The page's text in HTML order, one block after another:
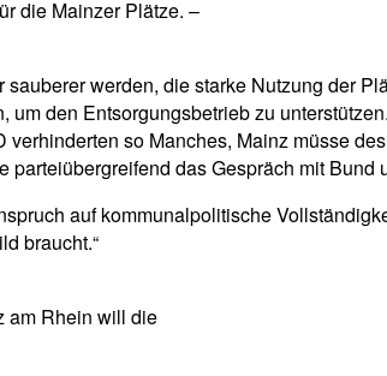
die Mainzer Plätze. –
werden, die starke Nutzung der
um den Entsorgungsbetrieb zu
so Manches, Mainz müsse
parteiübergreifend das Gespräch mit
auf kommunalpolitische
braucht.“
am Rhein will die